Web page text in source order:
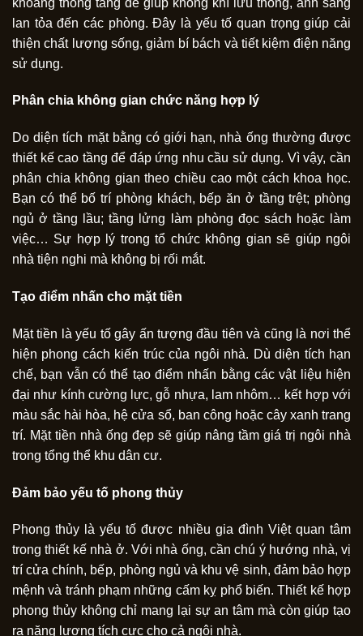
lan tỏa đến các phòng. Đây là yếu tố quan trọng giúp cải
thiện chất lượng sống, giảm bí bách và tiết kiệm điện năng
sử dụng.
Phân chia không gian chức năng hợp lý
Do diện tích mặt bằng có giới hạn, nhà ống thường được
thiết kế cao tầng để đáp ứng nhu cầu sử dụng. Vì vậy, cần
phân chia không gian theo chiều cao một cách khoa học.
Bạn có thể bố trí phòng khách, bếp ăn ở tầng trệt; phòng
ngủ ở tầng lầu; tầng lửng làm phòng đọc sách hoặc làm
việc… Sự hợp lý trong tổ chức không gian sẽ giúp ngôi
nhà tiện nghi mà không bị rối mắt.
Tạo điểm nhấn cho mặt tiền
Mặt tiền là yếu tố gây ấn tượng đầu tiên và cũng là nơi thể
hiện phong cách kiến trúc của ngôi nhà. Dù diện tích hạn
chế, bạn vẫn có thể tạo điểm nhấn bằng các vật liệu hiện
đại như kính cường lực, gỗ nhựa, lam nhôm… kết hợp với
màu sắc hài hòa, hệ cửa sổ, ban công hoặc cây xanh trang
trí. Mặt tiền nhà ống đẹp sẽ giúp nâng tầm giá trị ngôi nhà
trong tổng thể khu dân cư.
Đảm bảo yếu tố phong thủy
Phong thủy là yếu tố được nhiều gia đình Việt quan tâm
trong thiết kế nhà ở. Với nhà ống, cần chú ý hướng nhà, vị
trí cửa chính, bếp, phòng ngủ và khu vệ sinh, đảm bảo hợp
mệnh và tránh phạm những cấm kỵ phổ biến. Thiết kế hợp
phong thủy không chỉ mang lại sự an tâm mà còn giúp tạo
ra năng lượng tích cực cho cả ngôi nhà.